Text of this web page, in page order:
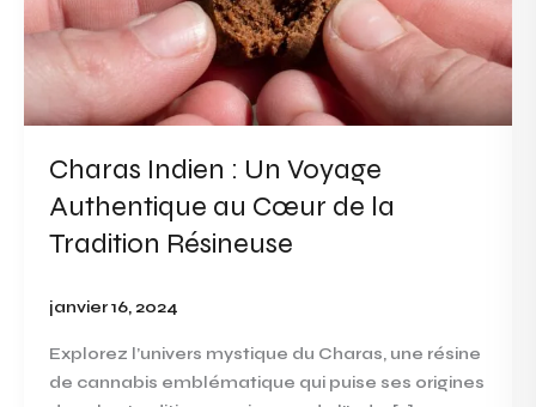
Charas Indien : Un Voyage
Authentique au Cœur de la
Tradition Résineuse
janvier 16, 2024
Explorez l’univers mystique du Charas, une résine
de cannabis emblématique qui puise ses origines
Un
Voyage
Authentique
Cœur
la
Tradition
Résineuse